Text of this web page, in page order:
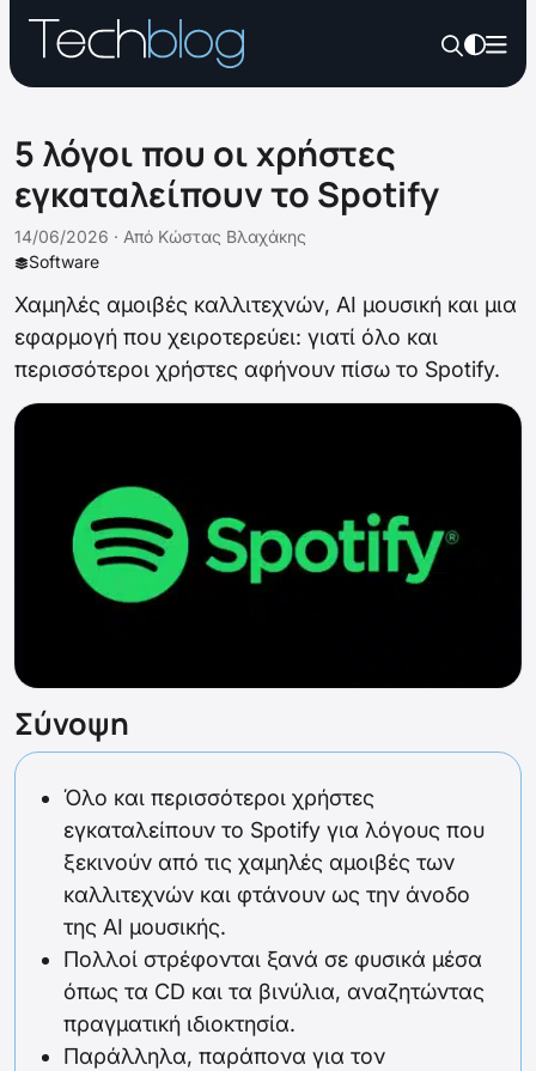
5 λόγοι που οι χρήστες
εγκαταλείπουν το Spotify
Software
14/06/2026 · Από Κώστας Βλαχάκης
Χαμηλές αμοιβές καλλιτεχνών, AI μουσική και μια
εφαρμογή που χειροτερεύει: γιατί όλο και
περισσότεροι χρήστες αφήνουν πίσω το Spotify.
Σύνοψη
Όλο και περισσότεροι χρήστες
εγκαταλείπουν το Spotify για λόγους που
ξεκινούν από τις χαμηλές αμοιβές των
καλλιτεχνών και φτάνουν ως την άνοδο
της AI μουσικής.
Πολλοί στρέφονται ξανά σε φυσικά μέσα
όπως τα CD και τα βινύλια, αναζητώντας
πραγματική ιδιοκτησία.
Παράλληλα, παράπονα για τον